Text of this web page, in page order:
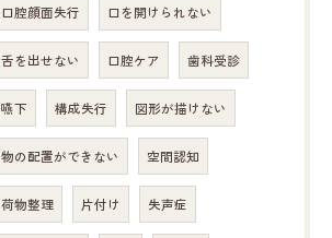
口腔顔面失行 口を開けられない
舌を出せない 口腔ケア 歯科受診
嚥下 構成失行 図形が描けない
物の配置ができない 空間認知
荷物整理 片付け 失声症